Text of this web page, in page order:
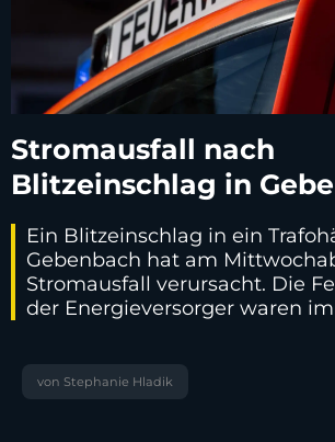
Stromausfall nach
Blitzeinschlag in
Ein Blitzeinschlag in ein
Gebenbach hat am
Stromausfall verursacht. Die
der Energieversorger waren
von Stephanie Hladik